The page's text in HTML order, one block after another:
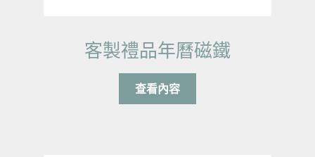
客製禮品年曆磁鐵
查看內容